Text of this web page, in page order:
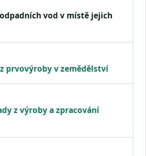
vod v místě jejich
prvovýroby v zemědělství
z výroby a zpracování